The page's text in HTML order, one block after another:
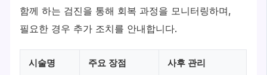
함께 하는 검진을 통해 회복 과정을 모니터링하며,
필요한 경우 추가 조치를 안내합니다.
시술명 주요 장점 사후 관리